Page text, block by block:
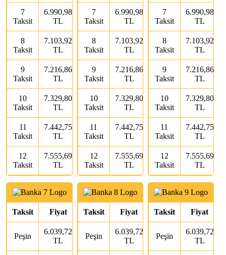
7
Taksit
6.990,98
TL
8
Taksit
7.103,92
TL
9
Taksit
7.216,86
TL
10
Taksit
7.329,80
TL
11
Taksit
7.442,75
TL
12
Taksit
7.555,69
TL
7
Taksit
6.990,98
TL
8
Taksit
7.103,92
TL
9
Taksit
7.216,86
TL
10
Taksit
7.329,80
TL
11
Taksit
7.442,75
TL
12
Taksit
7.555,69
TL
7
Taksit
6.990,98
TL
8
Taksit
7.103,92
TL
9
Taksit
7.216,86
TL
10
Taksit
7.329,80
TL
11
Taksit
7.442,75
TL
12
Taksit
7.555,69
TL
Taksit Fiyat
Peşin
6.039,72
TL
Taksit Fiyat
Peşin
6.039,72
TL
Taksit Fiyat
Peşin
6.039,72
TL